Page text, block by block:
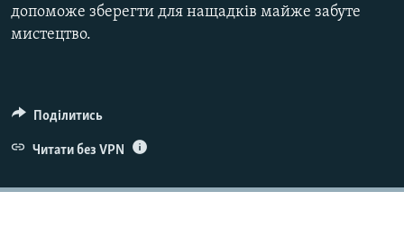
допоможе зберегти для нащадків майже забуте
мистецтво.
Поділитись
Читати без VPN